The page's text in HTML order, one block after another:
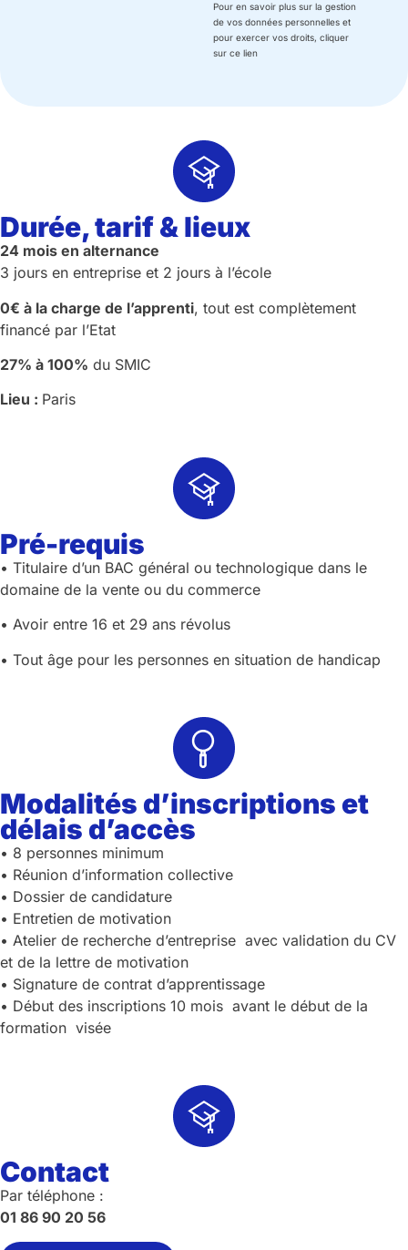
Pour en savoir plus sur la gestion
de vos données personnelles et
pour exercer vos droits, cliquer
sur ce lien
Durée, tarif & lieux
24 mois en alternance
3 jours en entreprise et 2 jours à l’école
0€ à la charge de l’apprenti, tout est complètement
financé par l’Etat
27% à 100% du SMIC
Lieu : Paris
Pré-requis
• Titulaire d’un BAC général ou technologique dans le
domaine de la vente ou du commerce
• Avoir entre 16 et 29 ans révolus
• Tout âge pour les personnes en situation de handicap
Modalités d’inscriptions et
délais d’accès
• 8 personnes minimum
• Réunion d’information collective
• Dossier de candidature
• Entretien de motivation
• Atelier de recherche d’entreprise avec validation du CV
et de la lettre de motivation
• Signature de contrat d’apprentissage
• Début des inscriptions 10 mois avant le début de la
formation visée
Contact
Par téléphone :
01 86 90 20 56